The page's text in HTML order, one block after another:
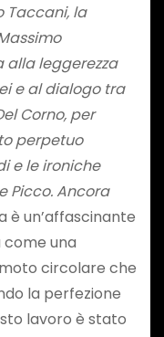
Taccani, la
alla leggerezza
e al dialogo tra
Corno, per
perpetuo
e le ironiche
Picco.Ancora
è un’affascinante
una
circolare che
la perfezione
lavoro è stato